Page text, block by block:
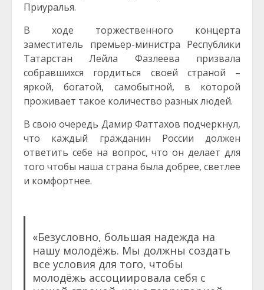
Приуралья.
В ходе торжественного концерта
заместитель премьер-министра Республики
Татарстан Лейла Фазлеева призвала
собравшихся гордиться своей страной –
яркой, богатой, самобытной, в которой
проживает такое количество разных людей.
В свою очередь Дамир Фаттахов подчеркнул,
что каждый гражданин России должен
ответить себе на вопрос, что он делает для
того чтобы наша страна была добрее, светлее
и комфортнее.
«Безусловно, большая надежда на
нашу молодёжь. Мы должны создать
все условия для того, чтобы
молодёжь ассоциировала себя с